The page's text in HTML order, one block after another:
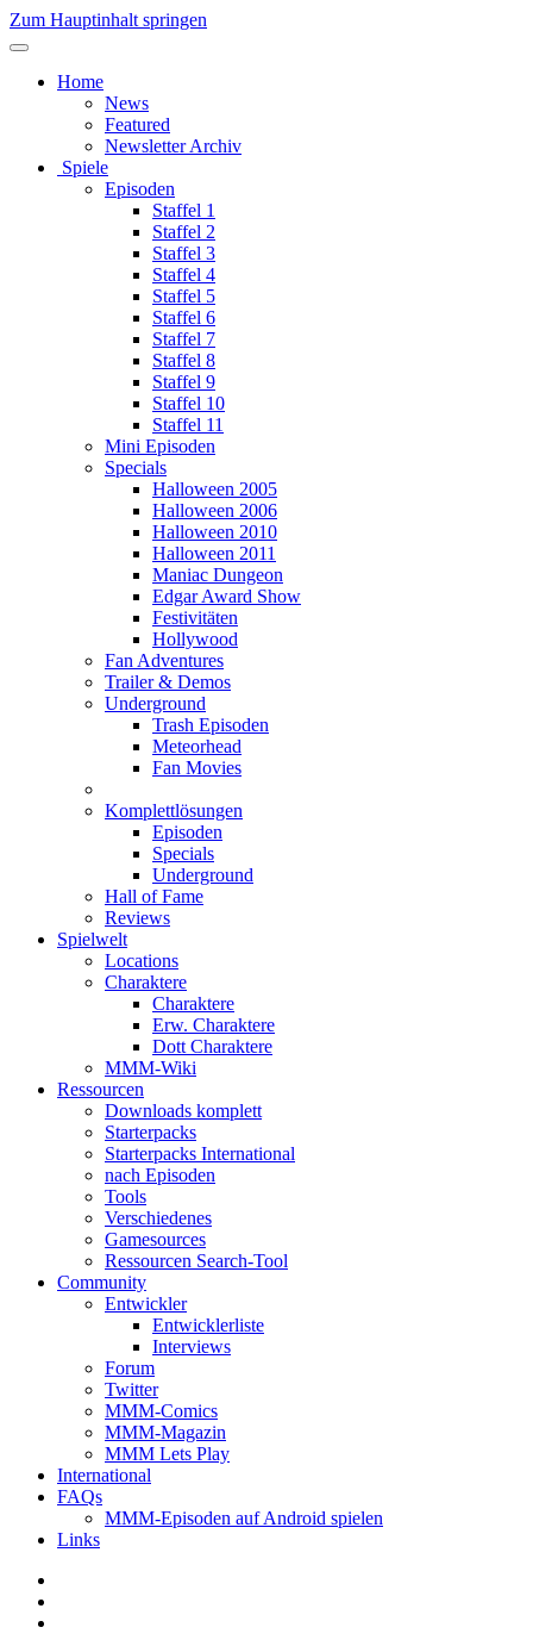
Zum Hauptinhalt springen
Home
News
Featured
Newsletter Archiv
Spiele
Episoden
Staffel 1
Staffel 2
Staffel 3
Staffel 4
Staffel 5
Staffel 6
Staffel 7
Staffel 8
Staffel 9
Staffel 10
Staffel 11
Mini Episoden
Specials
Halloween 2005
Halloween 2006
Halloween 2010
Halloween 2011
Maniac Dungeon
Edgar Award Show
Festivitäten
Hollywood
Fan Adventures
Trailer & Demos
Underground
Trash Episoden
Meteorhead
Fan Movies
Komplettlösungen
Episoden
Specials
Underground
Hall of Fame
Reviews
Spielwelt
Locations
Charaktere
Charaktere
Erw. Charaktere
Dott Charaktere
MMM-Wiki
Ressourcen
Downloads komplett
Starterpacks
Starterpacks International
nach Episoden
Tools
Verschiedenes
Gamesources
Ressourcen Search-Tool
Community
Entwickler
Entwicklerliste
Interviews
Forum
Twitter
MMM-Comics
MMM-Magazin
MMM Lets Play
International
FAQs
MMM-Episoden auf Android spielen
Links